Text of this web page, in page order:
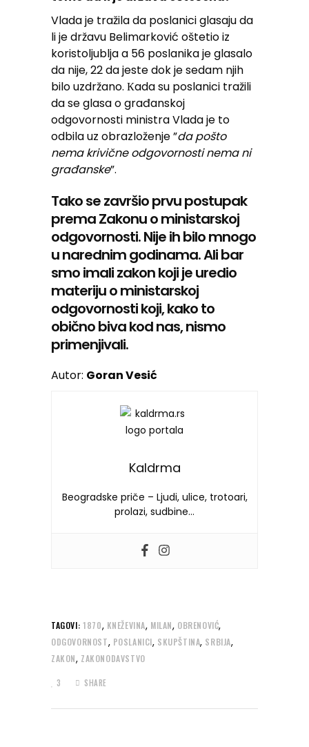
Vlada je tražila da poslanici glasaju da
li je državu Belimarković oštetio iz
koristoljublja a 56 poslanika je glasalo
da nije, 22 da jeste dok je sedam njih
bilo uzdržano. Кada su poslanici tražili
da se glasa o građanskoj
odgovornosti ministra Vlada je to
odbila uz obrazloženje ”da pošto
nema krivične odgovornosti nema ni
građanske”.
Tako se završio prvu postupak
prema Zakonu o ministarskoj
odgovornosti. Nije ih bilo mnogo
u narednim godinama. Ali bar
smo imali zakon koji je uredio
materiju o ministarskoj
odgovornosti koji, kako to
obično biva kod nas, nismo
primenjivali.
Autor: Goran Vesić
Kaldrma
Beogradske priče – Ljudi, ulice, trotoari,
prolazi, sudbine…
TAGOVI: 1870, KNEŽEVINA, MILAN, OBRENOVIĆ,
ODGOVORNOST, POSLANICI, SKUPŠTINA, SRBIJA,
ZAKON, ZAKONODAVSTVO
3 SHARE